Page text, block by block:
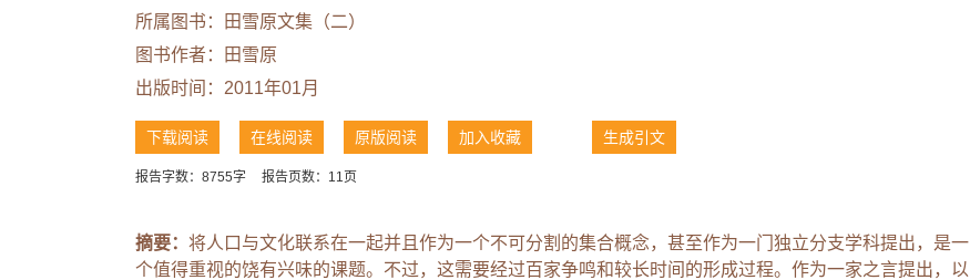
所属图书：
田雪原文集（二）
图书作者：田雪原
出版时间：2011年01月
下载阅读 在线阅读 原版阅读 加入收藏 生成引文
报告字数：8755字 报告页数：11页
摘要： 将人口与文化联系在一起并且作为一个不可分割的集合概念，甚至作为一门独立分支学科提出，是一
个值得重视的饶有兴味的课题。不过，这需要经过百家争鸣和较长时间的形成过程。作为一家之言提出，以